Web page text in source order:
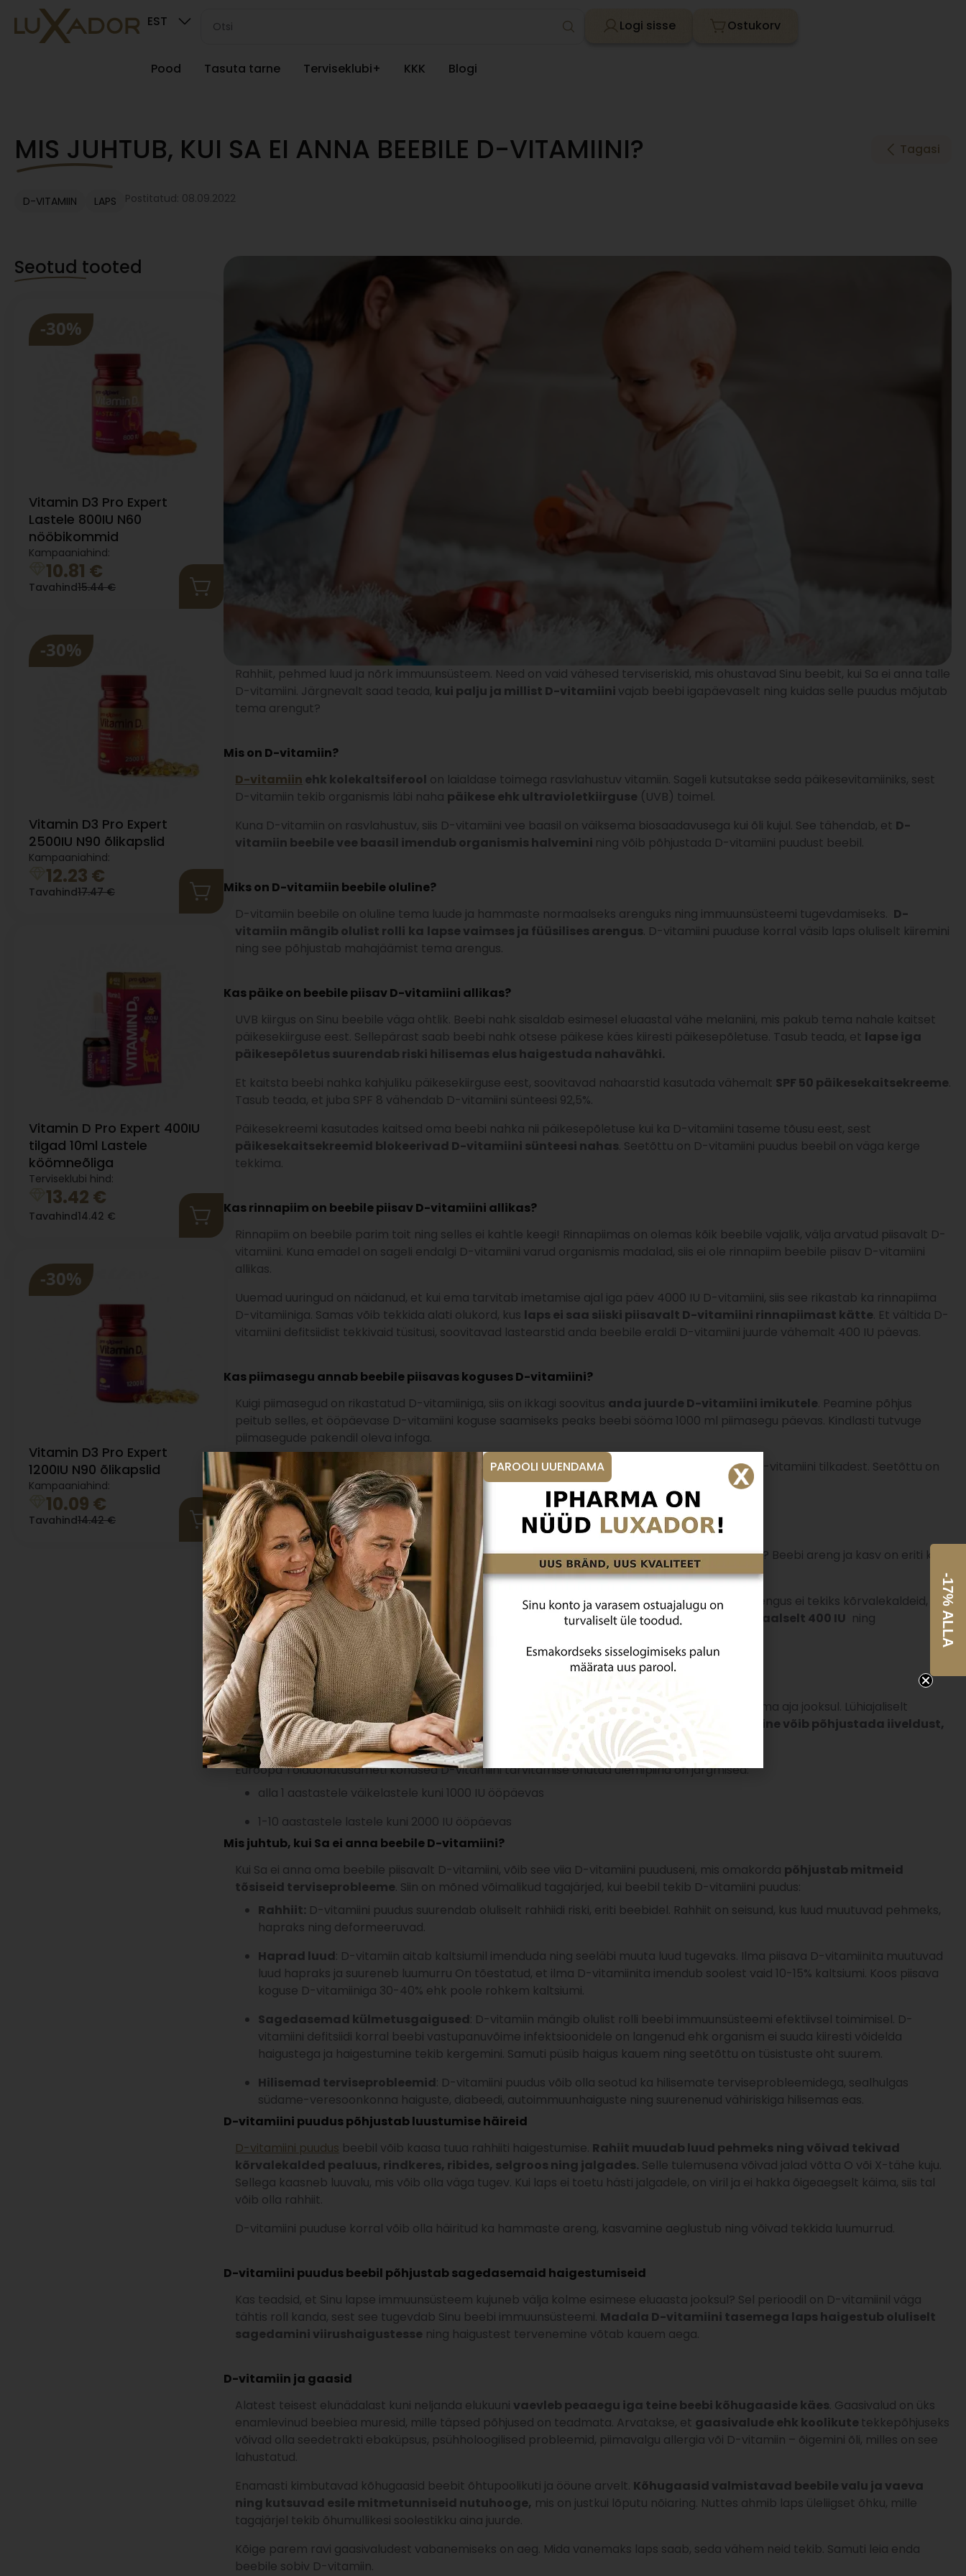
EST Logi sisse
Pood Tasuta tarne Terviseklubi+ KKK Blogi
MIS JUHTUB, KUI SA EI ANNA BEEBILE D-VITAMIINI? Tagasi
D-VITAMIIN LAPS Postitatud: 08.09.2022
Seotud tooted
-30%
Vitamin D3 Pro Expert
Lastele 800IU N60
nööbikommid
Kampaaniahind:
10.81 €
Tavahind15.44€
-30%
Vitamin D3 Pro Expert
2500IU N90 õlikapslid
Kampaaniahind:
12.23 €
Tavahind17.47€
Vitamin D Pro Expert 400IU
tilgad 10ml Lastele
köömneõliga
Terviseklubi hind:
13.42 €
Tavahind14.42 €
-30%
Vitamin D3 Pro Expert
1200IU N90 õlikapslid
Kampaaniahind:
10.09 €
Tavahind14.42€
Rahhiit, pehmed luud ja nõrk immuunsüsteem. Need on vaid vähesed terviseriskid, mis ohustavad Sinu beebit, kui Sa ei anna talle
D-vitamiini. Järgnevalt saad teada, kui palju ja millist D-vitamiini vajab beebi igapäevaselt ning kuidas selle puudus mõjutab
tema arengut?
Mis on D-vitamiin?
D-vitamiin ehk kolekaltsiferool on laialdase toimega rasvlahustuv vitamiin. Sageli kutsutakse seda päikesevitamiiniks, sest
D-vitamiin tekib organismis läbi naha päikese ehk ultravioletkiirguse (UVB) toimel.
Kuna D-vitamiin on rasvlahustuv, siis D-vitamiini vee baasil on väiksema biosaadavusega kui õli kujul. See tähendab, et D-
vitamiin beebile vee baasil imendub organismis halvemini ning võib põhjustada D-vitamiini puudust beebil.
Miks on D-vitamiin beebile oluline?
D-vitamiin beebile on oluline tema luude ja hammaste normaalseks arenguks ning immuunsüsteemi tugevdamiseks. D-
vitamiin mängib olulist rolli ka lapse vaimses ja füüsilises arengus. D-vitamiini puuduse korral väsib laps oluliselt kiiremini
ning see põhjustab mahajäämist tema arengus.
Kas päike on beebile piisav D-vitamiini allikas?
UVB kiirgus on Sinu beebile väga ohtlik. Beebi nahk sisaldab esimesel eluaastal vähe melaniini, mis pakub tema nahale kaitset
päikesekiirguse eest. Sellepärast saab beebi nahk otsese päikese käes kiiresti päikesepõletuse. Tasub teada, et lapse iga
päikesepõletus suurendab riski hilisemas elus haigestuda nahavähki.
Et kaitsta beebi nahka kahjuliku päikesekiirguse eest, soovitavad nahaarstid kasutada vähemalt SPF 50 päikesekaitsekreeme.
Tasub teada, et juba SPF 8 vähendab D-vitamiini sünteesi 92,5%.
Päikesekreemi kasutades kaitsed oma beebi nahka nii päikesepõletuse kui ka D-vitamiini taseme tõusu eest, sest
päikesekaitsekreemid blokeerivad D-vitamiini sünteesi nahas. Seetõttu on D-vitamiini puudus beebil on väga kerge
tekkima.
Kas rinnapiim on beebile piisav D-vitamiini allikas?
Rinnapiim on beebile parim toit ning selles ei kahtle keegi! Rinnapiimas on olemas kõik beebile vajalik, välja arvatud piisavalt D-
vitamiini. Kuna emadel on sageli endalgi D-vitamiini varud organismis madalad, siis ei ole rinnapiim beebile piisav D-vitamiini
allikas.
Uuemad uuringud on näidanud, et kui ema tarvitab imetamise ajal iga päev 4000 IU D-vitamiini, siis see rikastab ka rinnapiima
D-vitamiiniga. Samas võib tekkida alati olukord, kus laps ei saa siiski piisavalt D-vitamiini rinnapiimast kätte. Et vältida D-
vitamiini defitsiidist tekkivaid tüsitusi, soovitavad lastearstid anda beebile eraldi D-vitamiini juurde vähemalt 400 IU päevas.
Kas piimasegu annab beebile piisavas koguses D-vitamiini?
Kuigi piimasegud on rikastatud D-vitamiiniga, siis on ikkagi soovitus anda juurde D-vitamiini imikutele. Peamine põhjus
peitub selles, et ööpäevase D-vitamiini koguse saamiseks peaks beebi sööma 1000 ml piimasegu päevas. Kindlasti tutvuge
piimasegude pakendil oleva infoga.
Samas on oluline teada, et D-vitamiini imendumine piimasegudest ei ole alati sama tõhus kui D-vitamiini tilkadest. Seetõttu on
oluline, et beebi saaks igapäevaselt 400 IU D-vitamiini tilkadena.
Kui palju vajab beebi D-vitamiini?
Kas teadsid, et Sinu beebi vajab 7 korda rohkem D-vitamiini võrreldes täiskasvanud inimesega? Beebi areng ja kasv on eriti kiire
just esimesel eluaastal –kasvades kuni 25 cm aastas.
Selleks, et lapse luude, hammaste, lihaskonna, siseorganite ning närvisüsteemi normaalses arengus ei tekiks kõrvalekaldeid,
on
beebi D-vitamiini kogus esimesel eluaastal iga päev
olenemata toidumenüüst minimaalselt 400 IU ning
maksimaalselt kuni 1000 IU D-vitamiini.
Millal võib tekkida üleannus?
D-vitamiini ületarbimise nähud võivad tekkida ennekõike siis, kui ülisuuri annuseid antakse pikema aja jooksul. Lühiajaliselt
suuremas koguses D-vitamiini manustamine ei põhjusta lapsele tervisehäireid.
Üleannustamine võib põhjustada iiveldust,
oksendamist, kõhuvalu, lihasnõrkust, liigeste valulikkust ja uimasust.
Euroopa Toiduohutusameti kohased D-vitamiini tarvitamise ohutud ülemipiirid on järgmised:
alla 1 aastastele väikelastele kuni 1000 IU ööpäevas
1-10 aastastele lastele kuni 2000 IU ööpäevas
Mis juhtub, kui Sa ei anna beebile D-vitamiini?
Kui Sa ei anna oma beebile piisavalt D-vitamiini, võib see viia D-vitamiini puuduseni, mis omakorda põhjustab mitmeid
tõsiseid terviseprobleeme. Siin on mõned võimalikud tagajärjed, kui beebil tekib D-vitamiini puudus:
Rahhiit: D-vitamiini puudus suurendab oluliselt rahhiidi riski, eriti beebidel. Rahhiit on seisund, kus luud muutuvad pehmeks,
hapraks ning deformeeruvad.
Haprad luud: D-vitamiin aitab kaltsiumil imenduda ning seeläbi muuta luud tugevaks. Ilma piisava D-vitamiinita muutuvad
luud hapraks ja suureneb luumurru On tõestatud, et ilma D-vitamiinita imendub soolest vaid 10-15% kaltsiumi. Koos piisava
koguse D-vitamiiniga 30-40% ehk poole rohkem kaltsiumi.
Sagedasemad külmetusgaigused: D-vitamiin mängib olulist rolli beebi immuunsüsteemi efektiivsel toimimisel. D-
vitamiini defitsiidi korral beebi vastupanuvõime infektsioonidele on langenud ehk organism ei suuda kiiresti võidelda
haigustega ja haigestumine tekib kergemini. Samuti püsib haigus kauem ning seetõttu on tüsistuste oht suurem.
Hilisemad terviseprobleemid: D-vitamiini puudus võib olla seotud ka hilisemate terviseprobleemidega, sealhulgas
südame-veresoonkonna haiguste, diabeedi, autoimmuunhaiguste ning suurenenud vähiriskiga hilisemas eas.
D-vitamiini puudus põhjustab luustumise häireid
D-vitamiini puudus beebil võib kaasa tuua rahhiiti haigestumise. Rahiit muudab luud pehmeks ning võivad tekivad
kõrvalekalded pealuus, rindkeres, ribides, selgroos ning jalgades. Selle tulemusena võivad jalad võtta O või X-tähe kuju.
Sellega kaasneb luuvalu, mis võib olla väga tugev. Kui laps ei toetu hästi jalgadele, on viril ja ei hakka õigeaegselt käima, siis tal
võib olla rahhiit.
D-vitamiini puuduse korral võib olla häiritud ka hammaste areng, kasvamine aeglustub ning võivad tekkida luumurrud.
D-vitamiini puudus beebil põhjustab sagedasemaid haigestumiseid
Kas teadsid, et Sinu lapse immuunsüsteem kujuneb välja kolme esimese eluaasta jooksul? Sel perioodil on D-vitamiinil väga
tähtis roll kanda, sest see tugevdab Sinu beebi immuunsüsteemi. Madala D-vitamiini tasemega laps haigestub oluliselt
sagedamini viirushaigustesse ning haigustest tervenemine võtab kauem aega.
D-vitamiin ja gaasid
Alatest teisest elunädalast kuni neljanda elukuuni vaevleb peaaegu iga teine beebi kõhugaaside käes. Gaasivalud on üks
enamlevinud beebiea muresid, mille täpsed põhjused on teadmata. Arvatakse, et gaasivalude ehk koolikute tekkepõhjuseks
võivad olla seedetrakti ebaküpsus, psühholoogilised probleemid, piimavalgu allergia või D-vitamiin – õigemini õli, milles on see
lahustatud.
Enamasti kimbutavad kõhugaasid beebit õhtupoolikuti ja ööune arvelt. Kõhugaasid valmistavad beebile valu ja vaeva
ning kutsuvad esile mitmetunniseid nutuhooge, mis on justkui lõputu nõiaring. Nuttes ahmib laps üleliigset õhku, mille
tagajärjel tekib õhumullikesi soolestikku aina juurde.
Kõige parem ravi gaasivaludest vabanemiseks on aeg. Mida vanemaks laps saab, seda vähem neid tekib. Samuti leia enda
beebile sobiv D-vitamiin.
-17% ALLA
PAROOLI UUENDAMA